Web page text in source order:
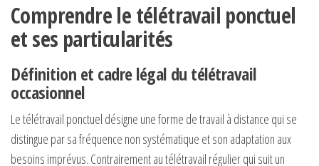
Comprendre le télétravail ponctuel
et ses particularités
Définition et cadre légal du télétravail
occasionnel
Le télétravail ponctuel désigne une forme de travail à distance qui se
distingue par sa fréquence non systématique et son adaptation aux
besoins imprévus. Contrairement au télétravail régulier qui suit un